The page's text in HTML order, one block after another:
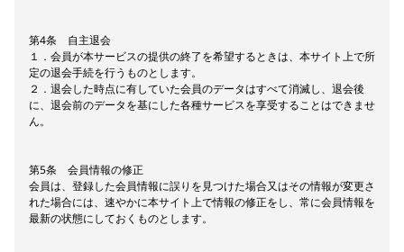
第4条 自主退会
１．会員が本サービスの提供の終了を希望するときは、本サイト上で所
定の退会手続を行うものとします。
２．退会した時点に有していた会員のデータはすべて消滅し、退会後
に、退会前のデータを基にした各種サービスを享受することはできませ
ん。
第5条 会員情報の修正
会員は、登録した会員情報に誤りを見つけた場合又はその情報が変更さ
れた場合には、速やかに本サイト上で情報の修正をし、常に会員情報を
最新の状態にしておくものとします。